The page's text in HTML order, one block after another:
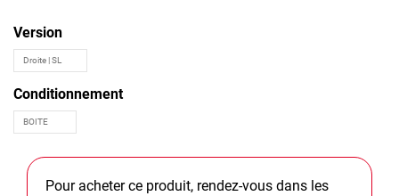
Version
Conditionnement
Pour acheter ce produit, rendez-vous dans les